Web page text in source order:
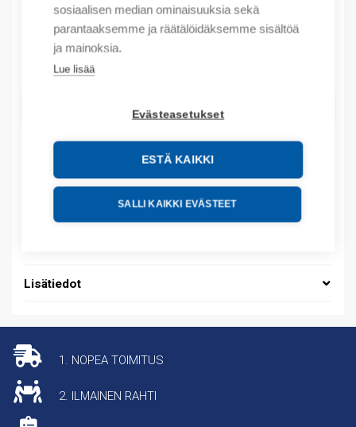
sosiaalisen median ominaisuuksia sekä
parantaaksemme ja räätälöidäksemme sisältöä
ja mainoksia.
Lue lisää
Evästeasetukset
ESTÄ KAIKKI
SALLI KAIKKI EVÄSTEET
Määrä
Määrä
LISÄÄ OSTOSKORIIN
Tuotekoodit
Tilauskoodi: NB1H631NC20A
Lisätiedot
1. NOPEA TOIMITUS
2. ILMAINEN RAHTI